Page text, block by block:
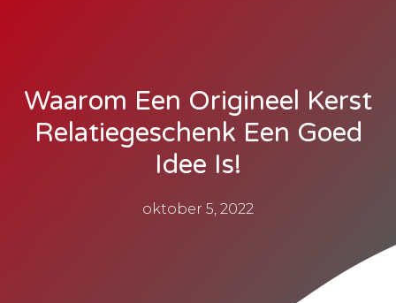
Waarom Een Origineel Kerst
Relatiegeschenk Een Goed
Idee Is!
oktober 5, 2022